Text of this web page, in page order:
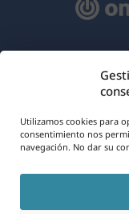
Utilizamos cookies para
consentimiento nos
navegación. No dar su